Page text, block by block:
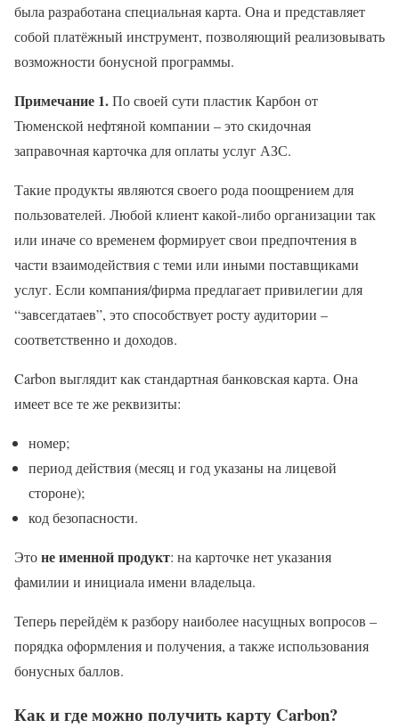
была разработана специальная карта. Она и представляет
собой платёжный инструмент, позволяющий реализовывать
возможности бонусной программы.
Примечание 1.По своей сути пластик Карбон от
Тюменской нефтяной компании – это скидочная
заправочная карточка для оплаты услуг АЗС.
Такие продукты являются своего рода поощрением для
пользователей. Любой клиент какой-либо организации так
или иначе со временем формирует свои предпочтения в
части взаимодействия с теми или иными поставщиками
услуг. Если компания/фирма предлагает привилегии для
“завсегдатаев”, это способствует росту аудитории –
соответственно и доходов.
Carbon выглядит как стандартная банковская карта. Она
имеет все те же реквизиты:
номер;
период действия (месяц и год указаны на лицевой
стороне);
код безопасности.
Этоне именной продукт: на карточке нет указания
фамилии и инициала имени владельца.
Теперь перейдём к разбору наиболее насущных вопросов –
порядка оформления и получения, а также использования
бонусных баллов.
Как и где можно получить карту Carbon?